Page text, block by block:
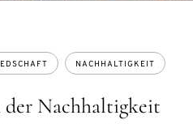
der Nachhaltigkeit
NACHHALTIGKEIT